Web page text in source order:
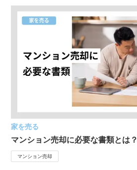
家を売る
マンション売却に必要な書類とは？
マンション売却